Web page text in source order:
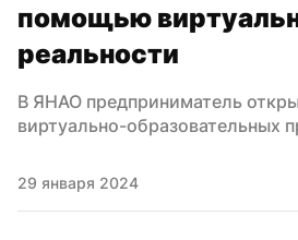
помощью
реальности
В ЯНАО предприниматель
виртуально-образовательных
29 января 2024